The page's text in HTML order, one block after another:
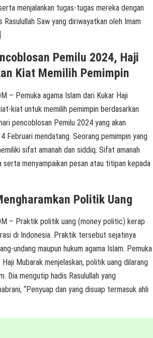
menjalankan tugas-tugas mereka dengan
Rasulullah Saw yang diriwayatkan oleh Imam
Pemilu 2024, Haji
Kiat Memilih Pemimpin
– Pemuka agama Islam dari Kukar Haji
kiat untuk memilih pemimpin berdasarkan
pencoblosan Pemilu 2024 yang akan
Februari mendatang. Seorang pemimpin yang
sifat amanah dan siddiq. Sifat amanah
menyampaikan pesan atau titipan kepada
Politik Uang
– Praktik politik uang (money politic) kerap
di Indonesia. Praktik tersebut sejatinya
undang maupun hukum agama Islam. Pemuka
Haji Mubarak menjelaskan, politik uang dilarang
Dia mengutip hadis Rasulullah yang
“Penyuap dan yang disuap termasuk ahli